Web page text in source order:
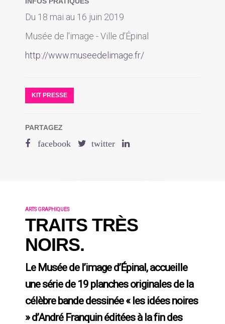
Du 18 mai au 16 juin 2019
Musée de l'image - Ville d’Épinal
http://www.museedelimage.fr/
KIT PRESSE
PARTAGEZ
ARTS GRAPHIQUES
TRAITS TRÈS
NOIRS.
Le Musée de l’image d’Épinal, accueille
une série de 19 planches originales de la
célèbre bande dessinée « les idées noires
» d’André Franquin éditées à la fin des